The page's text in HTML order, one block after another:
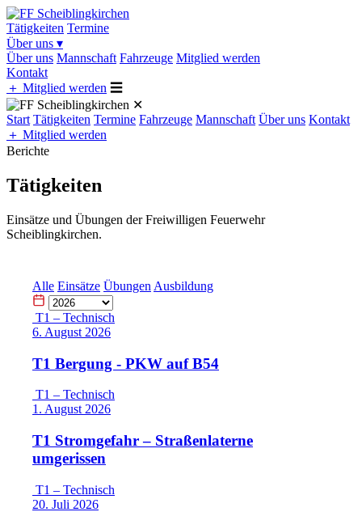
Tätigkeiten Termine
Über uns ▾
Über uns Mannschaft Fahrzeuge Mitglied werden
Kontakt
＋ Mitglied werden ☰
✕
Start Tätigkeiten Termine Fahrzeuge Mannschaft Über uns Kontakt
＋ Mitglied werden
Berichte
Tätigkeiten
Einsätze und Übungen der Freiwilligen Feuerwehr
Scheiblingkirchen.
Alle Einsätze Übungen Ausbildung
T1 – Technisch
6. August 2026
T1 Bergung - PKW auf B54
T1 – Technisch
1. August 2026
T1 Stromgefahr – Straßenlaterne
umgerissen
T1 – Technisch
20. Juli 2026